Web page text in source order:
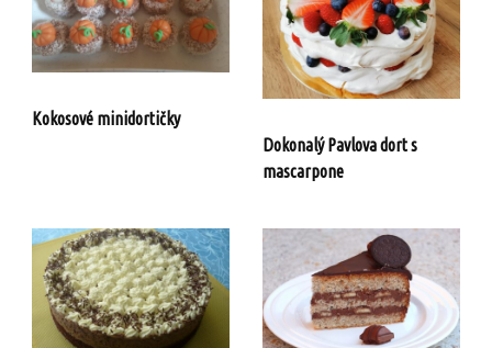
Kokosové minidortičky
Dokonalý Pavlova dort s
mascarpone